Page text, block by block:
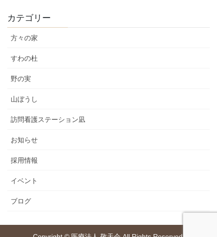
カテゴリー
方々の家
すわの杜
野の実
山ぼうし
訪問看護ステーション凪
お知らせ
採用情報
イベント
ブログ